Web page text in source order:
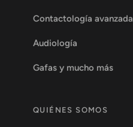
Contactología avanzada
Audiología
Gafas y mucho más
QUIÉNES SOMOS